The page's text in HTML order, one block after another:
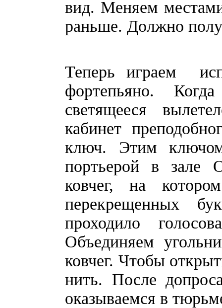
вид. Меняем
раньше. Должно
Теперь играем
фортепьяно.
светящееся
кабинет
ключ. Этим
портьерой в зале
ковчег, на
перекрещенных
проходило
Объединяем
ковчег. Чтобы
нить. После
оказываемся в